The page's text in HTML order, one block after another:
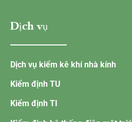
Dịch vụ
Dịch vụ kiểm kê khí nhà kính
Kiểm định TU
Kiểm định TI